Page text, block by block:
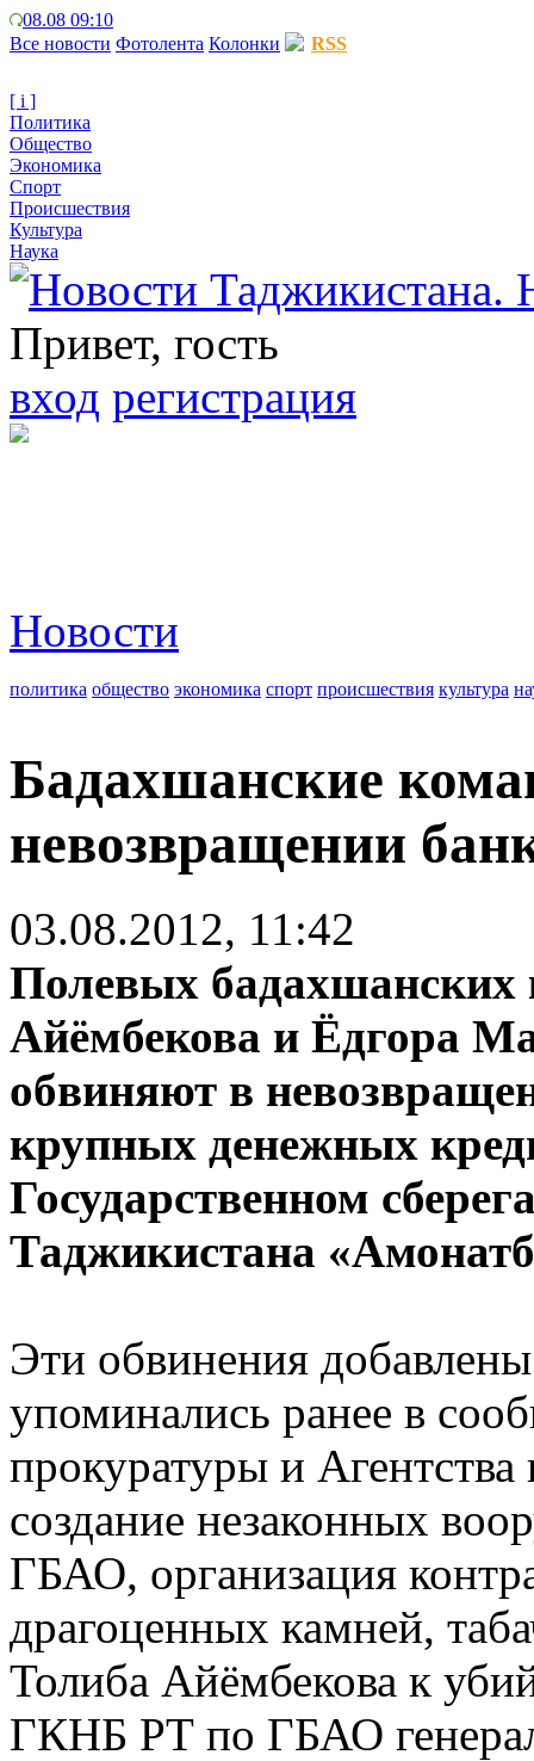
08.08 09:10
Все новости Фотолента Колонки RSS
[ i ]
Политика
Общество
Экономика
Спорт
Происшествия
Культура
Наука
Привет, гость
вход регистрация
Новости
политика общество экономика спорт происшествия культура
Бадахшанские
невозвращении
03.08.2012, 11:42
Полевых бадахшанских
Айёмбекова и Ёдгора
обвиняют в
крупных денежных
Государственном
Таджикистана
Эти обвинения
упоминались ранее в
прокуратуры и
создание незаконных
ГБАО, организация
драгоценных камней,
Толиба Айёмбекова к
ГКНБ РТ по ГБАО